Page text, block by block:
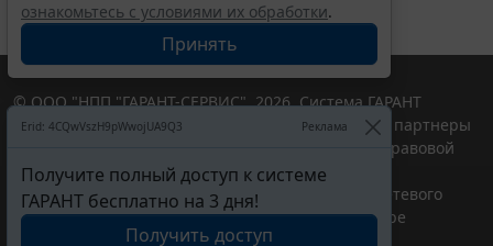
ознакомьтесь с условиями их обработки.
Принять
Erid: 4CQwVszH9pWwojUA9Q3 Реклама
Получите полный доступ к системе
ГАРАНТ бесплатно на 3 дня!
Получить доступ
© ООО "НПП "ГАРАНТ-СЕРВИС", 2026. Система ГАРАНТ
выпускается с 1990 года. Компания "Гарант" и ее партнеры
являются участниками Российской ассоциации правовой
информации ГАРАНТ.
Портал ГАРАНТ.РУ зарегистрирован в качестве сетевого
издания Федеральной службой по надзору в сфере
связи,информационных технологий и массовых